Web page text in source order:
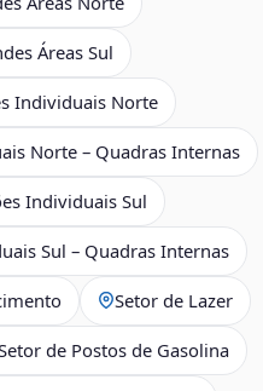
Áreas Sul
Individuais Norte
Norte – Quadras Internas
Individuais Sul
Sul – Quadras Internas
Setor de Lazer
de Postos de Gasolina